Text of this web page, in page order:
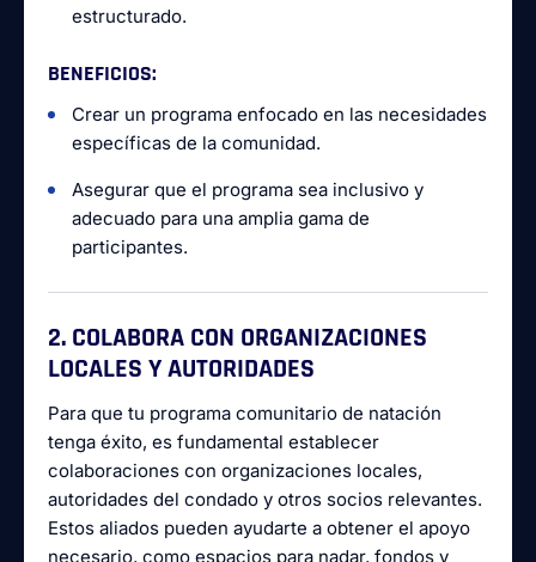
estructurado.
BENEFICIOS:
Crear un programa enfocado en las necesidades
específicas de la comunidad.
Asegurar que el programa sea inclusivo y
adecuado para una amplia gama de
participantes.
2. COLABORA CON ORGANIZACIONES
LOCALES Y AUTORIDADES
Para que tu programa comunitario de natación
tenga éxito, es fundamental establecer
colaboraciones con organizaciones locales,
autoridades del condado y otros socios relevantes.
Estos aliados pueden ayudarte a obtener el apoyo
necesario, como espacios para nadar, fondos y